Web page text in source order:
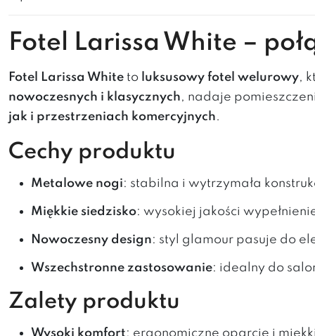
Fotel Larissa White –
Fotel Larissa White to luksusowy fotel welurowy,
nowoczesnych i klasycznych, nadaje
jak i przestrzeniach komercyjnych.
Cechy produktu
Metalowe nogi: stabilna i wytrzymała
Miękkie siedzisko: wysokiej jakości
Nowoczesny design: styl glamour pasuje do
Wszechstronne zastosowanie: idealny do
Zalety produktu
Wysoki komfort: ergonomiczne oparcie i